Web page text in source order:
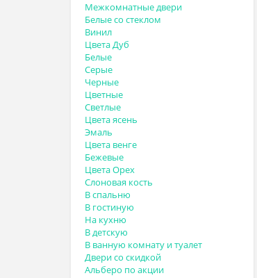
Межкомнатные двери
Белые со стеклом
Винил
Цвета Дуб
Белые
Серые
Черные
Цветные
Светлые
Цвета ясень
Эмаль
Цвета венге
Бежевые
Цвета Орех
Слоновая кость
В спальню
В гостиную
На кухню
В детскую
В ванную комнату и туалет
Двери со скидкой
Альберо по акции